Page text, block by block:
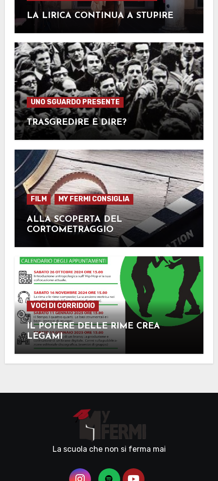
LA LIRICA CONTINUA A STUPIRE
UNO SGUARDO PRESENTE
TRASGREDIRE È DIRE?
FILM MY FERMI CONSIGLIA
ALLA SCOPERTA DEL
CORTOMETRAGGIO
VOCI DI CORRIDOIO
IL POTERE DELLE RIME CREA
LEGAMI
La scuola che non si ferma mai